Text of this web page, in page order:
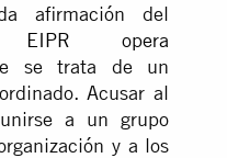
afirmación del
EIPR opera
se trata de un
Acusar al
a un grupo
y a los